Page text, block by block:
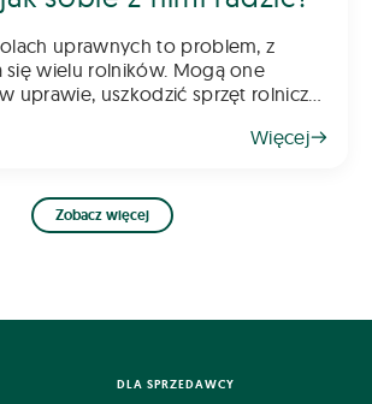
uprawnych to problem, z
się wielu rolników. Mogą one
uprawie, uszkodzić sprzęt rolniczy
Więcej
Zobacz więcej
DLA SPRZEDAWCY